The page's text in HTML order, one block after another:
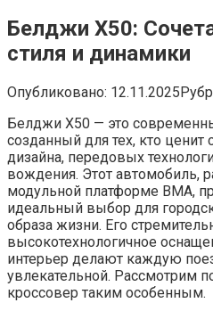
Белджи X50:
стиля и динамики
Опубликовано: 12.11.2025
Белджи X50 — это
созданный для тех, кто ценит
дизайна, передовых
вождения. Этот автомобиль,
модульной платформе BMA,
идеальный выбор для
образа жизни. Его
высокотехнологичное
интерьер делают каждую
увлекательной. Рассмотрим
кроссовер таким особенным.